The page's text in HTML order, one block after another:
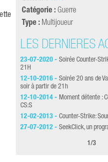
Catégorie : Guerre
Type : Multijoueur
LES DERNIÈRES
23-07-2020 - Soirée Counter-
21H
12-10-2016 - Soirée 20 ans de
soir à partir de 21h
12-10-2014 - Moment détente :
CS:S
12-02-2013 - Counter-Strike:
27-07-2012 - SeekClick, un
1 /3